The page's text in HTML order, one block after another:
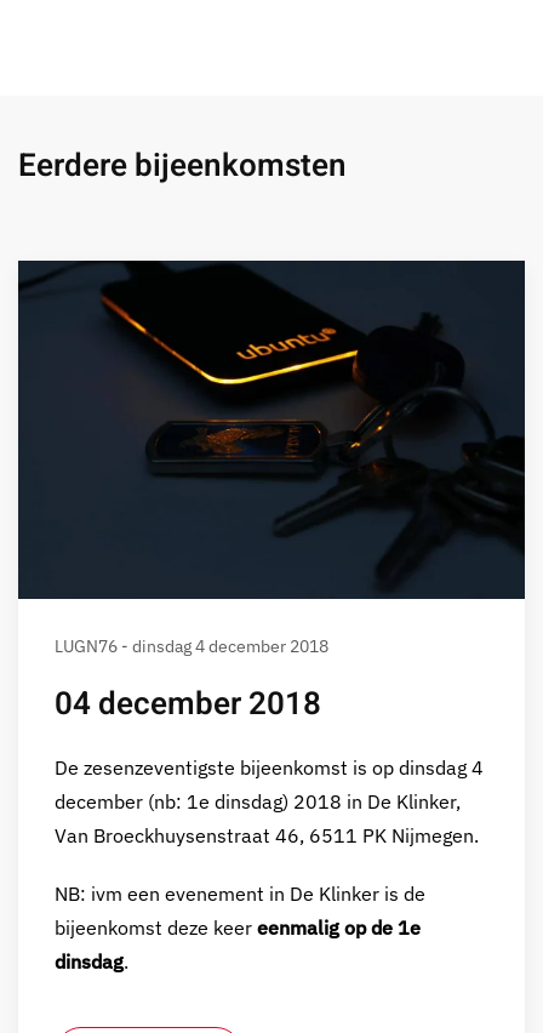
Eerdere bijeenkomsten
LUGN76 - dinsdag 4 december 2018
04 december 2018
De zesenzeventigste bijeenkomst is op dinsdag 4
december (nb: 1e dinsdag) 2018 in De Klinker,
Van Broeckhuysenstraat 46, 6511 PK Nijmegen.
NB: ivm een evenement in De Klinker is de
bijeenkomst deze keer eenmalig op de 1e
dinsdag.